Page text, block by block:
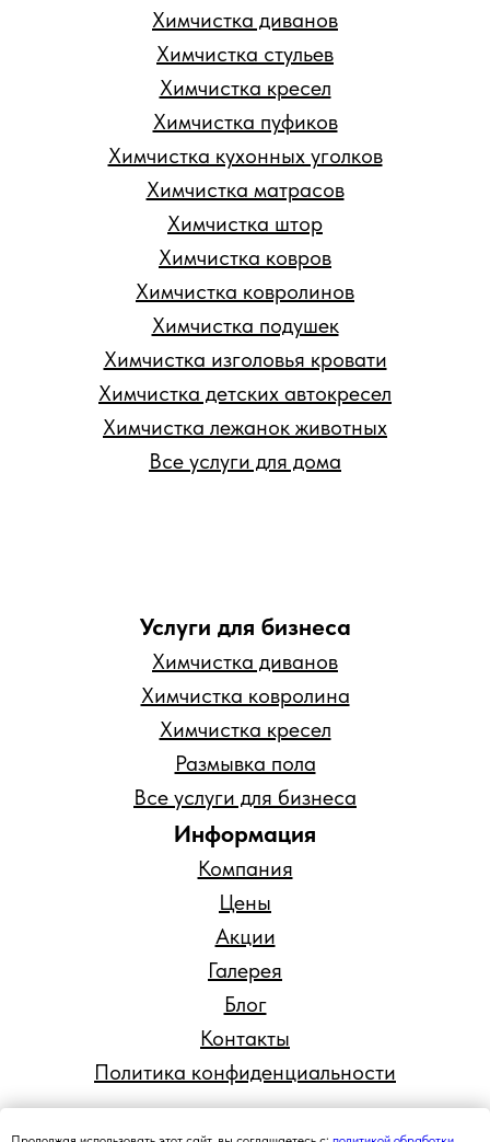
Услуги для бизнеса
Химчистка диванов
Химчистка ковролина
Химчистка кресел
Размывка пола
Все услуги для бизнеса
Информация
Компания
Цены
Акции
Галерея
Блог
Контакты
Политика конфиденциальности
Химчистка диванов
Химчистка стульев
Химчистка кресел
Химчистка пуфиков
Химчистка кухонных уголков
Химчистка матрасов
Химчистка штор
Химчистка ковров
Химчистка ковролинов
Химчистка подушек
Химчистка изголовья кровати
Химчистка детских автокресел
Химчистка лежанок животных
Все услуги для дома